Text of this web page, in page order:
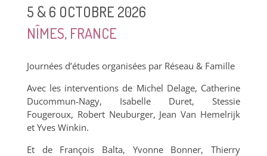
5 & 6 OCTOBRE 2026
NÎMES, FRANCE
Journées d’études organisées par Réseau & Famille
Avec les interventions de Michel Delage, Catherine
Ducommun-Nagy, Isabelle Duret, Stessie
Fougeroux, Robert Neuburger, Jean Van Hemelrijk
et Yves Winkin.
Et de François Balta, Yvonne Bonner, Thierry